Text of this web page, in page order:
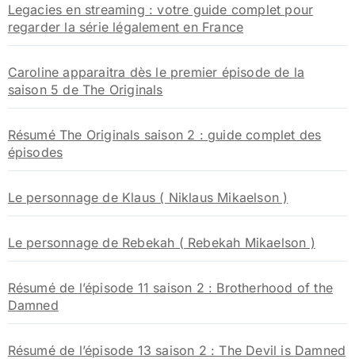
Legacies en streaming : votre guide complet pour
regarder la série légalement en France
Caroline apparaitra dès le premier épisode de la
saison 5 de The Originals
Résumé The Originals saison 2 : guide complet des
épisodes
Le personnage de Klaus ( Niklaus Mikaelson )
Le personnage de Rebekah ( Rebekah Mikaelson )
Résumé de l’épisode 11 saison 2 : Brotherhood of the
Damned
Résumé de l’épisode 13 saison 2 : The Devil is Damned